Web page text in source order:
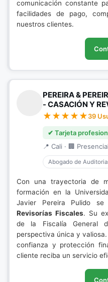
comunicación constante
facilidades de pago,
nuestros clientes.
PEREIRA &
- CASACIÓN Y
39
✔ Tarjeta
📍 Cali · 🏢
Abogado de
Con una trayectoria de
formación en la
Javier Pereira Pulido
Revisorías Fiscales. Su
de la Fiscalía General
perspectiva única y
confianza y protección
cliente reciba un servicio